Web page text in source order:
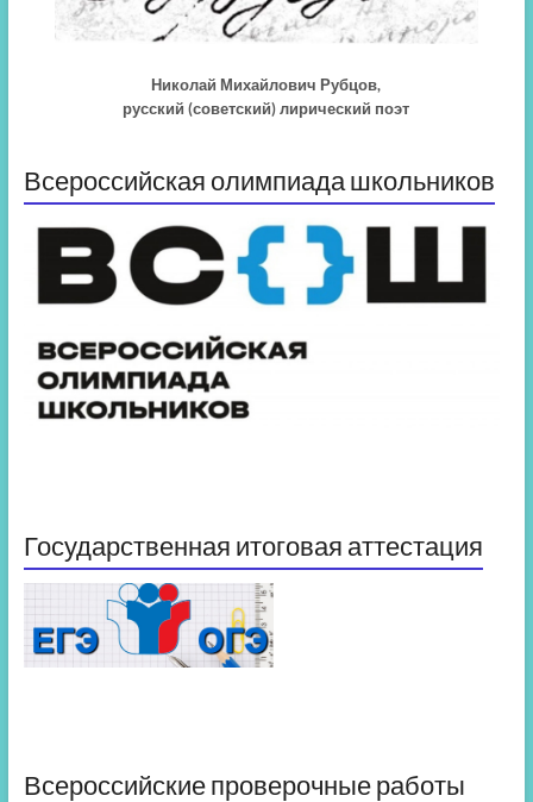
Николай Михайлович Рубцов,
русский (советский) лирический поэт
Всероссийская олимпиада школьников
Государственная итоговая аттестация
Всероссийские проверочные работы